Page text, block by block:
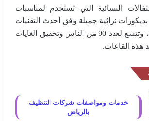
النسائية التي تستخدم لمناسبات
تراثية جميلة وفق أحدث التقنيات
والمعايير العالمية، وتتسع لعدد 90 من الناس وتحقيق الغايات
هذه القاعات.
خدمات ومواصفات شركات التنظيف
بالرياض